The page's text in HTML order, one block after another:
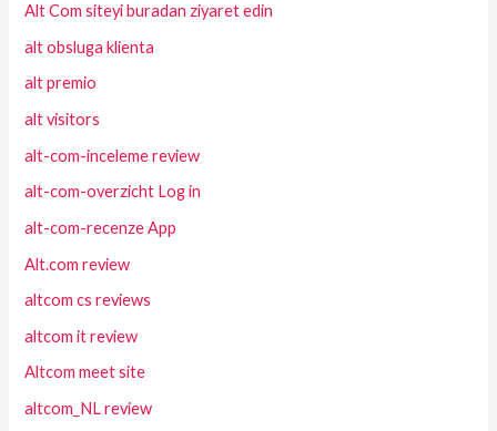
Alt Com siteyi buradan ziyaret edin
alt obsluga klienta
alt premio
alt visitors
alt-com-inceleme review
alt-com-overzicht Log in
alt-com-recenze App
Alt.com review
altcom cs reviews
altcom it review
Altcom meet site
altcom_NL review